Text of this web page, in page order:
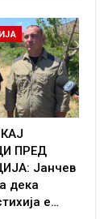
ПРЕД
Јанчев
дека
е…